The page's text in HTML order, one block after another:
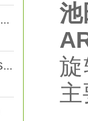
池田屋新品田中科学LabTech Model 87自动熔点测试仪
池田屋新品高野超紧凑比例电磁阀PSV-01T-020正式发布
池